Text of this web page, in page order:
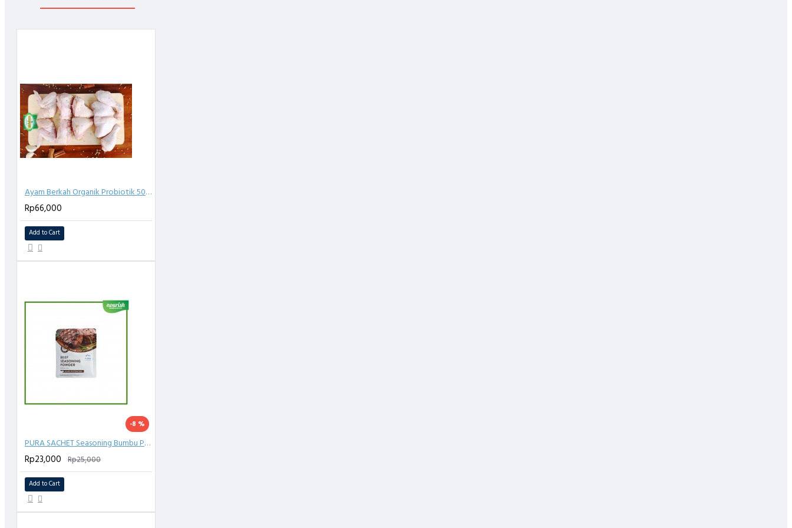
Ayam kami tidak disuntik Antibiotik
Halal
Kami telah memiliki Sertifikat Halal dari DSN MUI PERHATIAN
PERHATIAN:
tanggung jawab kami.
- Pengiriman Luar Kota bisa, MOHON CHAT TERLEBIH DAHULU
Ayam Berkah Organik Probiotik 500-600 gr
Rp66,000
Add to Cart
-8 %
PURA SACHET Seasoning Bumbu Penyedap NO MSG - BEEF 20 gram
Rp23,000 Rp25,000
Add to Cart